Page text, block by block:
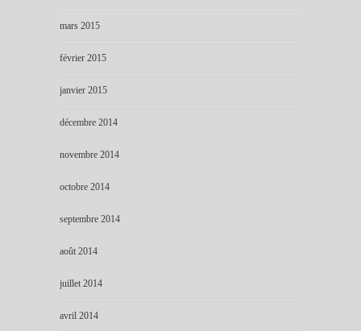
mars 2015
février 2015
janvier 2015
décembre 2014
novembre 2014
octobre 2014
septembre 2014
août 2014
juillet 2014
avril 2014